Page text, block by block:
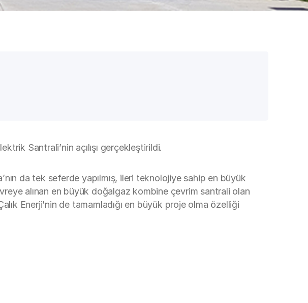
Santrali’nin açılışı gerçekleştirildi.
da tek seferde yapılmış, ileri teknolojiye sahip en büyük
alınan en büyük doğalgaz kombine çevrim santrali olan
Enerji’nin de tamamladığı en büyük proje olma özelliği